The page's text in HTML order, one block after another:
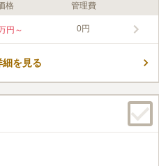
ら歩いて約5分、アクセス至便な都
方がいなくても、日宗寺が責任を
むらいあげ）」と呼ばれ、どんな罪
目の年とされています。33回忌を過
て永眠いただき、安心です。
せん。
格 管理費
円～ 0円
細を見る